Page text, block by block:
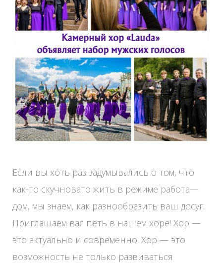
Если вы хоть раз задумывались о том, что
как-то скучновато жить в режиме работа—
дом, мы знаем, как разнообразить ваш досуг.
Приглашаем вас петь в нашем хоре! Хор —
это актуально и современно. Хор — это
возможность не только развиваться